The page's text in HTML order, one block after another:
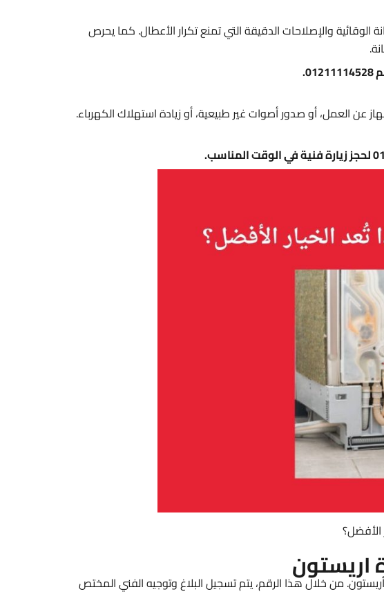
الوقائية والإصلاحات الدقيقة التي تمنع تكرار الأعطال. كما يحرص
العمل، أو صدور أصوات غير طبيعية، أو زيادة استهلاك الكهرباء.
الأفضل؟
اريستون
من خلال هذا الرقم، يتم تسجيل البلاغ وتوجيه الفني المختص